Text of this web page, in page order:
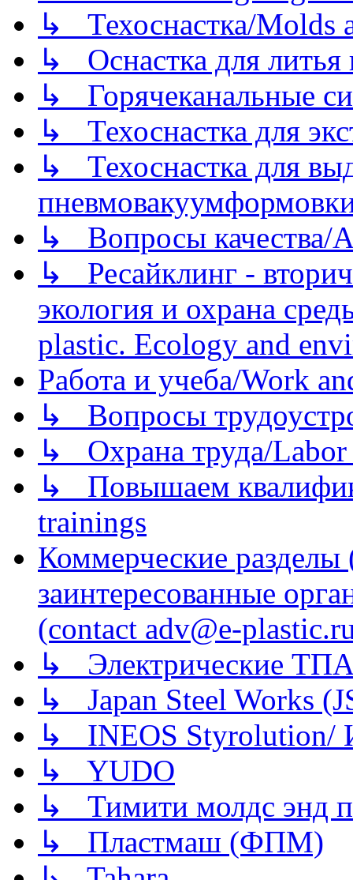
↳ Техоснастка/Molds
↳ Оснастка для литья
↳ Горячеканальные
↳ Техоснастка для
↳ Техоснастка для
↳ Вопросы качества/
↳ Ресайклинг -
экология и охрана
plastic. Ecology and
Работа и учеба/Work
↳ Вопросы
↳ Охрана труда/Labor
↳ Повышаем
trainings
Коммерческие
заинтересованные
(contact adv@e-
↳ Электрические
↳ Japan Steel Works
↳ INEOS
↳ YUDO
↳ Тимити молдс энд
↳ Пластмаш (ФПМ)